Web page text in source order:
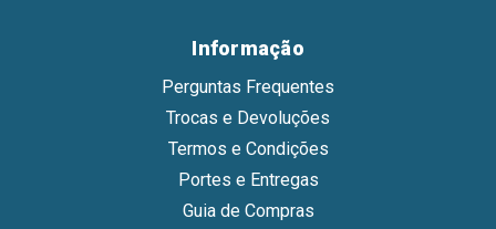
Informação
Perguntas Frequentes
Trocas e Devoluções
Termos e Condições
Portes e Entregas
Guia de Compras